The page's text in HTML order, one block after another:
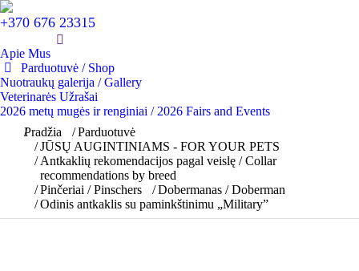
+370 676 23315
Apie Mus
Parduotuvė / Shop
Nuotraukų galerija / Gallery
Veterinarės Užrašai
2026 metų mugės ir renginiai / 2026 Fairs and Events
You are here:
Pradžia
Parduotuvė
JŪSŲ AUGINTINIAMS - FOR YOUR PETS
Antkaklių rekomendacijos pagal veislę / Collar
recommendations by breed
Pinčeriai / Pinschers
Dobermanas / Doberman
Odinis antkaklis su paminkštinimu „Military”